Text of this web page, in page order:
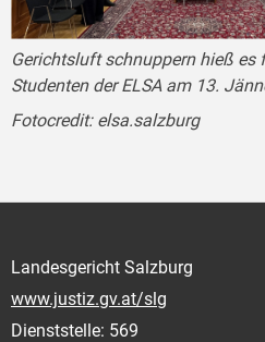
Gerichtsluft schnuppern hieß es
Studenten der ELSA am 13.
Fotocredit: elsa.salzburg
Landesgericht Salzburg
www.justiz.gv.at/slg
Dienststelle: 569